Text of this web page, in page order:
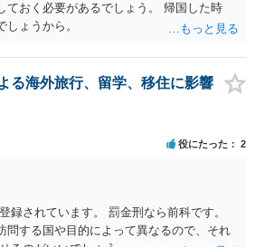
ておく必要があるでしょう。 帰国した時
ょうから。
る海外旅行、留学、移住に影響
役にたった 2
録されています。 罰金刑なら前科です。
問する国や目的によって異なるので、それ